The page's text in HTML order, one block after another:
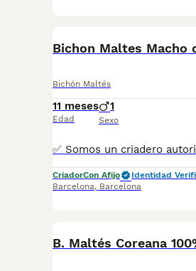
Bichon Maltes Macho
Bichón Maltés
11 meses
Edad
1
Sexo
CriadorCon Afijo
Identidad
Barcelona, Barcelona
B. Maltés Coreana